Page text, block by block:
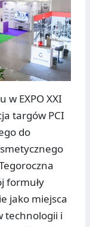
w EXPO XXI
targów PCI
do
formuły
jako miejsca
technologii i